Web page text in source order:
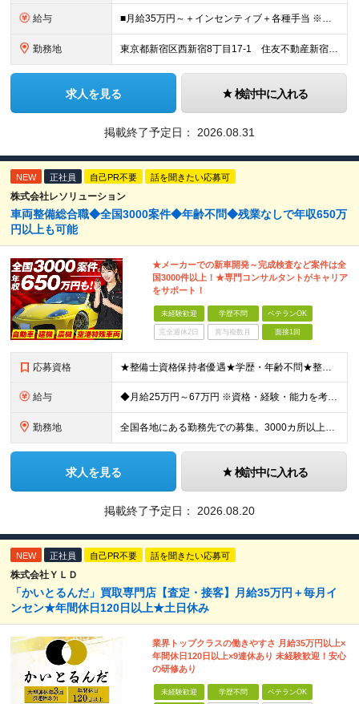
給与 ■月給35万円～＋インセンティブ＋各種手当 ※固定残業代（月45時間分87,600円～）を含む。超過した場合は別途残業代を支給いたします ※経験・年齢などを考慮の上、決定します ※試用期間3ヶ月あり
勤務地 東京都新宿区西新宿8丁目17-1 住友不動産新宿グランドタワー9F 【原則、引越を伴う転勤なし】 (変更の範囲)上記を除く当社関連勤務地
求人を見る 検討中に入れる
掲載終了予定日： 2026.08.31
NEW 正社員 自己PR不要 話を聞きたい応募可
株式会社レソリューション
車両整備総合職◆全国3000案件◆年齢不問◆残業なしで年収650万
円以上も可能
★メーカーでの新車開発～完成検査など案件は全
国3000件以上！★専門コンサルタントがキャリア
をサポート！
未経験歓迎 学歴不問 ベテランOK
完全週休2日 賞与複数月 面接1回
応募資格 ★整備士資格保持者優遇★学歴・年齢不問★整備経験者・既卒者・第二新卒・車業界経験者・未経験者歓迎！ ◎経験や資格を活かしてキャリアアップしたい方 ◎ライフスタイルに合った働き方を求めている方 ◎技術
給与 ◆月給25万円～67万円 ※資格・経験・能力を考慮の上、優遇 ※現年収・年齢・経験・資格・能力等、総合的に考慮し、決定します。 ※自動車整備の実務経験がある方はご相談ください！ ※試用期間有(同待遇/
勤務地 全国各地にある勤務先での募集。3000カ所以上から希望を考慮し決定。 ★転居を伴う転勤なし。 ★遠方からのご応募も歓迎！引越など赴任に伴う費用、家賃は全額負担します（会社規定による）。 ★請負先
求人を見る 検討中に入れる
掲載終了予定日： 2026.08.20
NEW 正社員 自己PR不要 話を聞きたい応募可
株式会社ＹＬＤ
「かいとるんだ」買取専門店【査定・接客】月給35万円＋毎月イ
ンセン★年間休日120日以上★土日休み
業界トップクラスの働きやすさ ⽉給35万円以上×
年間休⽇120⽇以上×9連休あり 未経験歓迎！安⼼
の研修あり
未経験歓迎 学歴不問 ベテランOK